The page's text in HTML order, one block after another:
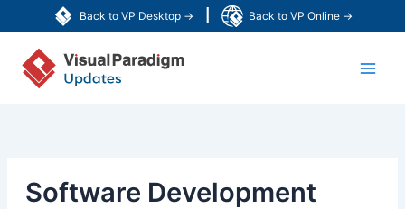
Back to VP Desktop → Back to VP Online →
至
Software Development